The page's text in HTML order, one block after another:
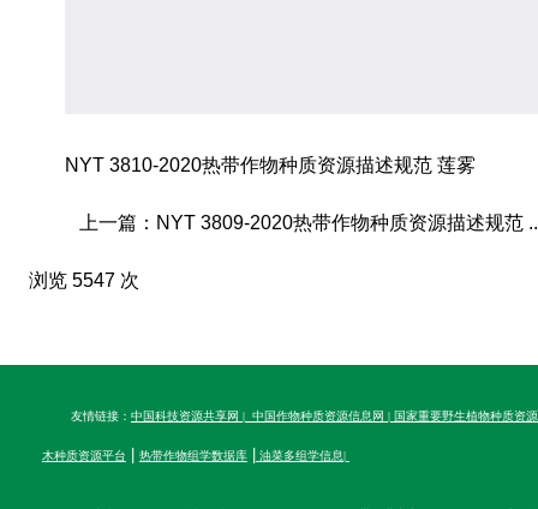
NYT 3810-2020热带作物种质资源描述规范 莲雾
上一篇：NYT 3809-2020热带作物种质资源描述规范
浏览 5547 次
友情链接： 中国科技资源共享网 | 中国作物种质资源信息网 | 国家重要野生植物种质资
木种质资源平台 热带作物组学数据库| 油菜多组学信息|